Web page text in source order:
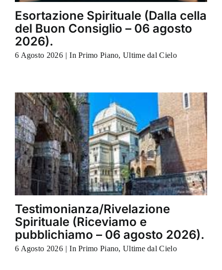
Esortazione Spirituale (Dalla cella
del Buon Consiglio – 06 agosto
2026).
6 Agosto 2026 | In Primo Piano,Ultime dal Cielo
Testimonianza/Rivelazione
Spirituale (Riceviamo e
pubblichiamo – 06 agosto 2026).
6 Agosto 2026 | In Primo Piano,Ultime dal Cielo